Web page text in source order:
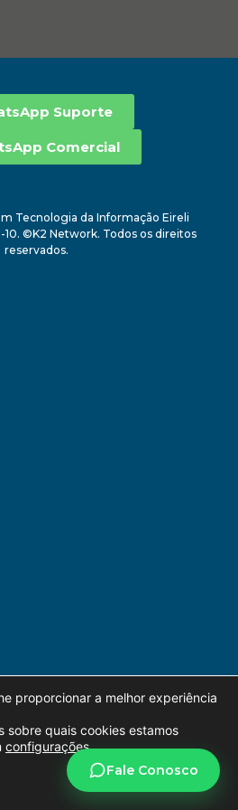
Suporte
Comercial
Tecnologia da Informação Eireli
10. ©K2 Network. Todos os direitos
reservados.
proporcionar a melhor experiência
sobre quais cookies estamos
configurações.